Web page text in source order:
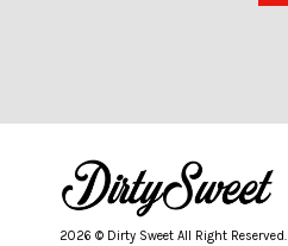
2026 © Dirty Sweet All Right Reserved.